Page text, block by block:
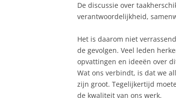
De discussie over
verantwoordelijkheid,
Het is daarom niet
de gevolgen. Veel leden
opvattingen en ideeën over
Wat ons verbindt, is dat we
zijn groot. Tegelijkertijd
de kwaliteit van ons werk.